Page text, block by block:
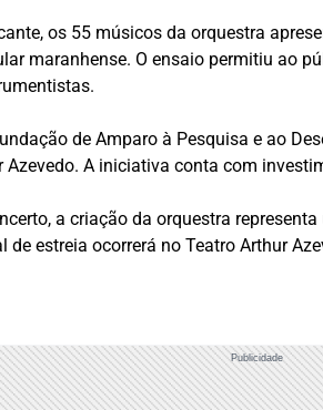
os 55 músicos da orquestra
maranhense. O ensaio permitiu ao
de Amparo à Pesquisa e ao
Azevedo. A iniciativa conta com
a criação da orquestra
estreia ocorrerá no Teatro Arthur
Publicidade